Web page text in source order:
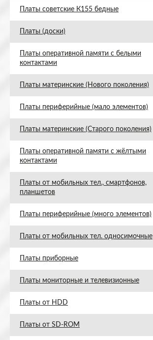
Платы советские К155 бедные
Платы (доски)
Платы оперативной памяти с белыми
контактами
Платы материнские (Нового поколения)
Платы периферийные (мало элементов)
Платы материнские (Старого поколения)
Платы оперативной памяти с жёлтыми
контактами
Платы от мобильных тел., смартфонов,
планшетов
Платы периферийные (много элементов)
Платы от мобильных тел. односимочные
Платы приборные
Платы мониторные и телевизионные
Платы от HDD
Платы от SD-ROM